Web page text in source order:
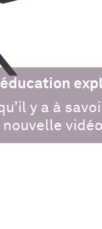
y a à
vidéo